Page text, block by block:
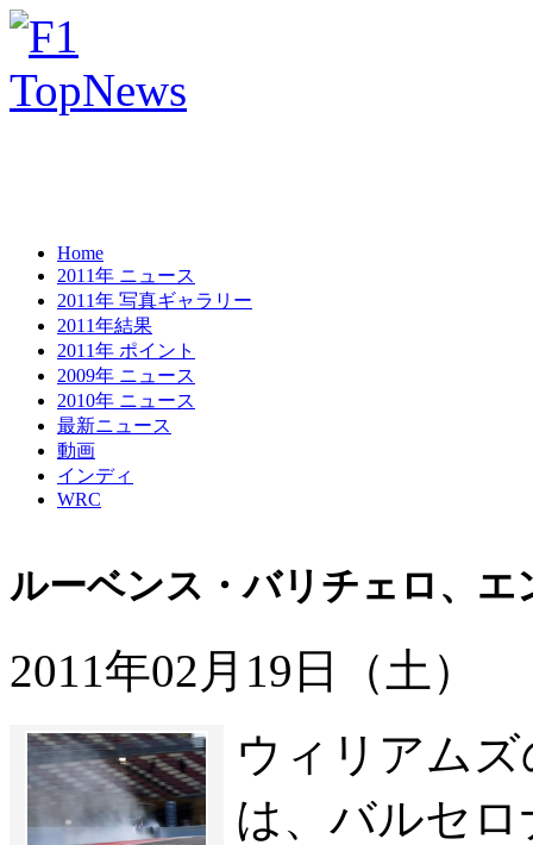
Home
2011年 ニュース
2011年 写真ギャラリー
2011年結果
2011年 ポイント
2009年 ニュース
2010年 ニュース
最新ニュース
動画
インディ
WRC
ルーベンス・バリチェロ、
2011年02月19日（土）
ウィリアム
は、バルセ